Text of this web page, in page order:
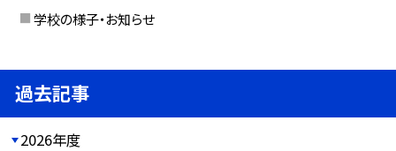
学校の様子・お知らせ
過去記事
2026年度